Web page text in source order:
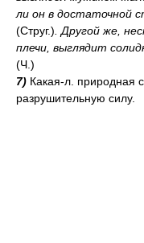
ли он в достаточной
(Струг.) . Другой же,
плечи, выглядит
(Ч.)
7) Какая-л. природная
разрушительную силу.